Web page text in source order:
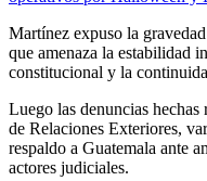
Martínez expuso la
que amenaza la estabilidad
constitucional y la
Luego las denuncias hechas
de Relaciones Exteriores,
respaldo a Guatemala ante
actores judiciales.